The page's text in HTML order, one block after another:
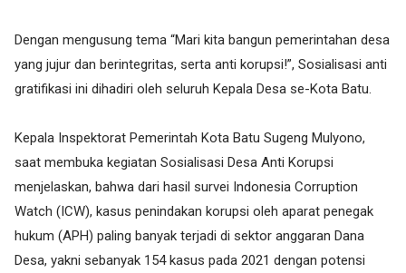
Dengan mengusung tema “Mari kita bangun pemerintahan desa
yang jujur dan berintegritas, serta anti korupsi!”, Sosialisasi anti
gratifikasi ini dihadiri oleh seluruh Kepala Desa se-Kota Batu.
Kepala Inspektorat Pemerintah Kota Batu Sugeng Mulyono,
saat membuka kegiatan Sosialisasi Desa Anti Korupsi
menjelaskan, bahwa dari hasil survei Indonesia Corruption
Watch (ICW), kasus penindakan korupsi oleh aparat penegak
hukum (APH) paling banyak terjadi di sektor anggaran Dana
Desa, yakni sebanyak 154 kasus pada 2021 dengan potensi